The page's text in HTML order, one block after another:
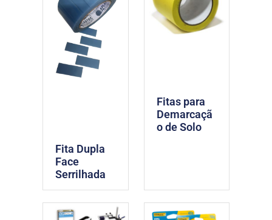
Fita Dupla
Face
Serrilhada
Fitas para
Demarcaçã
o de Solo